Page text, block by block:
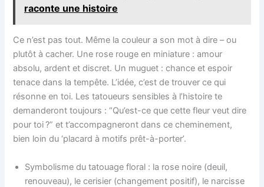
raconte une histoire
Ce n’est pas tout. Même la couleur a son mot à dire – ou
plutôt à cacher. Une rose rouge en miniature : amour
absolu, ardent et discret. Un muguet : chance et espoir
tenace dans la tempête. L’idée, c’est de trouver ce qui
résonne en toi. Les tatoueurs sensibles à l’histoire te
demanderont toujours : “Qu’est-ce que cette fleur veut dire
pour toi ?” et t’accompagneront dans ce cheminement,
bien loin du ‘placard à motifs prêt-à-porter’.
Symbolisme du tatouage floral : la rose noire (deuil,
renouveau), le cerisier (changement positif), le narcisse